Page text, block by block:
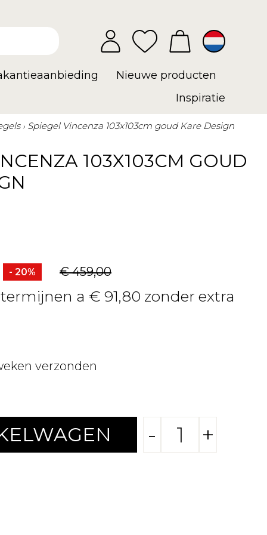
Nieuwe producten
Inspiratie
Spiegel Vincenza 103x103cm goud Kare Design
103X103CM GOUD
- 20% € 459,00
a € 91,80 zonder extra
verzonden
- +